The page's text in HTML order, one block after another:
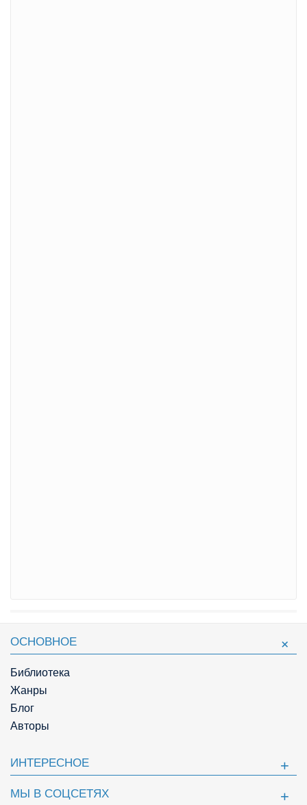
ОСНОВНОЕ
Библиотека
Жанры
Блог
Авторы
ИНТЕРЕСНОЕ
МЫ В СОЦСЕТЯХ